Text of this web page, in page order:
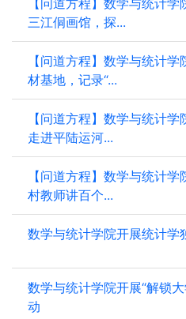
【问道方程】数学与统计
三江侗画馆，探...
【问道方程】数学与统计
材基地，记录“...
【问道方程】数学与统计
走进平陆运河...
【问道方程】数学与统计
村教师讲百个...
数学与统计学院开展统计学
数学与统计学院开展“解锁
动